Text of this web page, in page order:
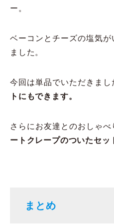
ー。
ベーコンとチーズの塩気
ました。
今回は単品でいただきまし
トにもできます。
さらにお友達とのおしゃべ
ートクレープのついたセッ
まとめ